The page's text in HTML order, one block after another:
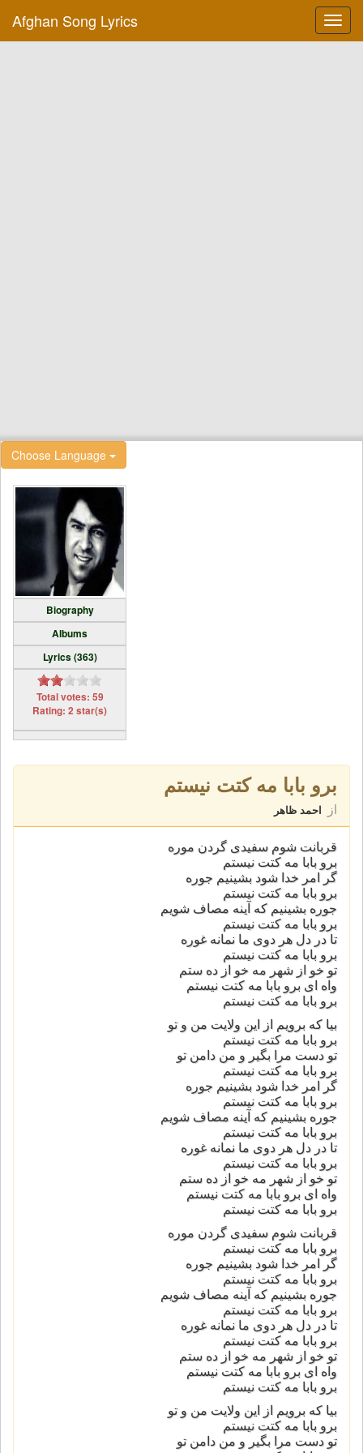
Afghan Song Lyrics
Choose Language
Biography
Albums
Lyrics (363)
Total votes: 59
Rating: 2 star(s)
برو بابا مه کتت نیستم
از احمد ظاهر
قربانت شوم سفیدی گردن موره
برو بابا مه کتت نیستم
گر امر خدا شود بشینیم جوره
برو بابا مه کتت نیستم
جوره بشینیم که آینه مصاف شویم
برو بابا مه کتت نیستم
تا در دل هر دوی ما نمانه غوره
برو بابا مه کتت نیستم
تو خو از شهر مه خو از ده ستم
واه ای برو بابا مه کتت نیستم
برو بابا مه کتت نیستم
بیا که برویم از این ولایت من و تو
برو بابا مه کتت نیستم
تو دست مرا بگیر و من دامن تو
برو بابا مه کتت نیستم
گر امر خدا شود بشینیم جوره
برو بابا مه کتت نیستم
جوره بشینیم که آینه مصاف شویم
برو بابا مه کتت نیستم
تا در دل هر دوی ما نمانه غوره
برو بابا مه کتت نیستم
تو خو از شهر مه خو از ده ستم
واه ای برو بابا مه کتت نیستم
برو بابا مه کتت نیستم
قربانت شوم سفیدی گردن موره
برو بابا مه کتت نیستم
گر امر خدا شود بشینیم جوره
برو بابا مه کتت نیستم
جوره بشینیم که آینه مصاف شویم
برو بابا مه کتت نیستم
تا در دل هر دوی ما نمانه غوره
برو بابا مه کتت نیستم
تو خو از شهر مه خو از ده ستم
واه ای برو بابا مه کتت نیستم
برو بابا مه کتت نیستم
بیا که برویم از این ولایت من و تو
برو بابا مه کتت نیستم
تو دست مرا بگیر و من دامن تو